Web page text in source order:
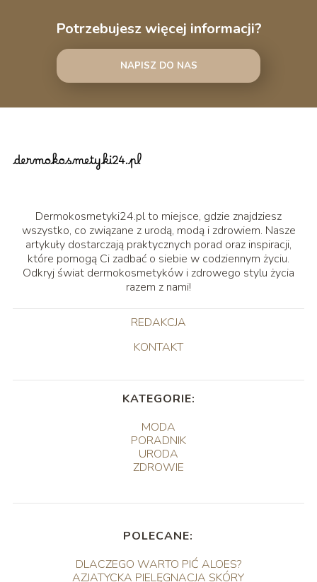
Potrzebujesz więcej informacji?
NAPISZ DO NAS
Dermokosmetyki24.pl to miejsce, gdzie znajdziesz
wszystko, co związane z urodą, modą i zdrowiem. Nasze
artykuły dostarczają praktycznych porad oraz inspiracji,
które pomogą Ci zadbać o siebie w codziennym życiu.
Odkryj świat dermokosmetyków i zdrowego stylu życia
razem z nami!
REDAKCJA
KONTAKT
KATEGORIE:
MODA
PORADNIK
URODA
ZDROWIE
POLECANE:
DLACZEGO WARTO PIĆ ALOES?
AZJATYCKA PIELĘGNACJA SKÓRY